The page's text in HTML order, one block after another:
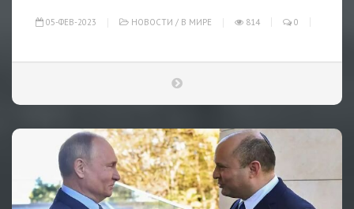
05-ФЕВ-2023 НОВОСТИ / В МИРЕ 814 0